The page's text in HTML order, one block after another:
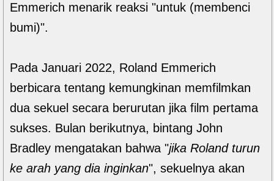
Emmerich menarik reaksi "untuk (membenci
bumi)".
Pada Januari 2022, Roland Emmerich
berbicara tentang kemungkinan memfilmkan
dua sekuel secara berurutan jika film pertama
sukses. Bulan berikutnya, bintang John
Bradley mengatakan bahwa "jika Roland turun
ke arah yang dia inginkan", sekuelnya akan